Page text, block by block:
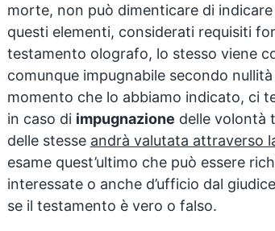
morte, non può dimenticare di
questi elementi, considerati requisiti
testamento olografo, lo stesso viene
comunque impugnabile secondo
momento che lo abbiamo indicato, ci
in caso di impugnazione delle volontà
delle stesse andrà valutata attraverso
esame quest’ultimo che può essere
interessate o anche d’ufficio dal
se il testamento è vero o falso.